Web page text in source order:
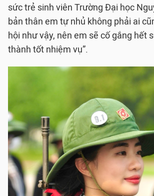
sức trẻ sinh viên Trường Đại học
bản thân em tự nhủ không phải ai
hội như vậy, nên em sẽ cố gắng hết
thành tốt nhiệm vụ”.